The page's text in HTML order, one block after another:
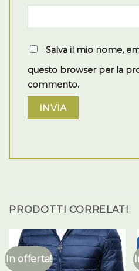
Salva il mio nome,
questo browser per la
commento.
PRODOTTI CORRELATI
In offerta!